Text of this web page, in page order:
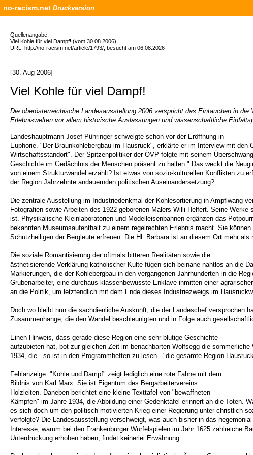
no-racism.net Druckversion
Quellenangabe:
Viel Kohle für viel Dampf! (vom 30.08.2006),
URL: http://no-racism.net/article/1793/, besucht am 06.08.2026
[30. Aug 2006]
Viel Kohle für viel Dampf!
Die oberösterreichische Landesausstellung 2006 verspricht das Eintauchen in
Erlebniswelten vor allem historische Auslassungen und wissenschaftliche
Landeshauptmann Josef Pühringer schwelgte schon vor der Eröffnung in
Euphorie. "Der Braunkohlebergbau im Hausruck", erklärte er im Interview mit
Wirtschaftsstandort". Der Spitzenpolitiker der ÖVP folgte mit seinem
Geschichte im Gedächtnis der Menschen präsent zu halten." Das weckt die
von einem Strukturwandel erzählt? Ist etwas von sozio-kulturellen Konflikten zu
der Region Jahrzehnte andauernden politischen Auseinandersetzung?
Die zentrale Ausstellung im Industriedenkmal der Kohlesortierung in Ampflwang
Fotografien sowie Arbeiten des 1922 geborenen Malers Willi Helfert. Seine
ist. Physikalische Kleinlaboratorien und Modelleisenbahnen ergänzen das
bekannten Museumsaufenthalt zu einem regelrechten Erlebnis macht. Sie
Schutzheiligen der Bergleute erfreuen. Die Hl. Barbara ist an diesem Ort mehr
Die soziale Romantisierung der oftmals bitteren Realitäten sowie die
ästhetisierende Verklärung katholischer Kulte fügen sich beinahe nahtlos an die
Markierungen, die der Kohlebergbau in den vergangenen Jahrhunderten in die
Grubenarbeiter, eine durchaus klassenbewusste Enklave inmitten einer
an die Politik, um letztendlich mit dem Ende dieses Industriezweigs im
Doch wo bleibt nun die sachdienliche Auskunft, die der Landeschef versprochen
Zusammenhänge, die den Wandel beschleunigten und in Folge auch
Einen Hinweis, dass gerade diese Region eine sehr blutige Geschichte
aufzubieten hat, bot zur gleichen Zeit im benachbarten Wolfsegg die
1934, die - so ist in den Programmheften zu lesen - "die gesamte Region
Fehlanzeige. "Kohle und Dampf" zeigt lediglich eine rote Fahne mit dem
Bildnis von Karl Marx. Sie ist Eigentum des Bergarbeitervereins
Holzleiten. Daneben berichtet eine kleine Texttafel von "bewaffneten
Kämpfen" im Jahre 1934, die Abbildung einer Gedenktafel erinnert an die Toten.
es sich doch um den politisch motivierten Krieg einer Regierung unter christlich-
verfolgte? Die Landesausstellung verschweigt, was auch bisher in das
Interesse, warum bei den Frankenburger Würfelspielen im Jahr 1625 zahlreiche
Unterdrückung erhoben haben, findet keinerlei Erwähnung.